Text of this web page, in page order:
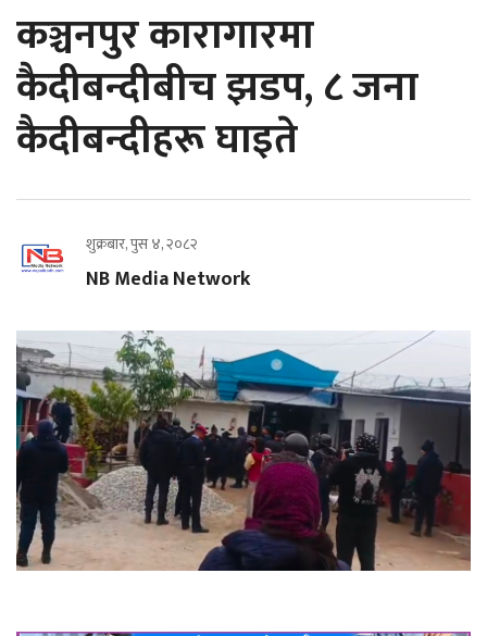
कञ्चनपुर कारागारमा
कैदीबन्दीबीच झडप, ८ जना
कैदीबन्दीहरू घाइते
शुक्रबार, पुस ४, २०८२
NB Media Network